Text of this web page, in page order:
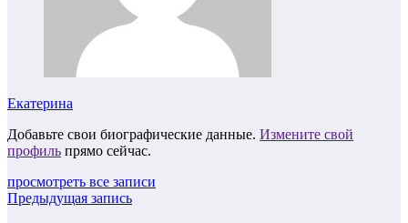
Екатерина
Добавьте свои биографические данные. Измените свой
профиль прямо сейчас.
просмотреть все записи
Предыдущая запись